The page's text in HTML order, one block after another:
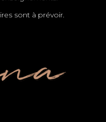
sont à prévoir.